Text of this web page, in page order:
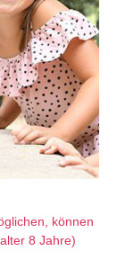
können
8 Jahre)